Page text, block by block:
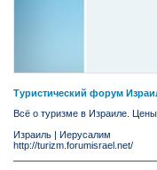
Туристический форум
Всё о туризме в Израиле.
Израиль
Иерусалим
http://turizm.forumisrael.net/